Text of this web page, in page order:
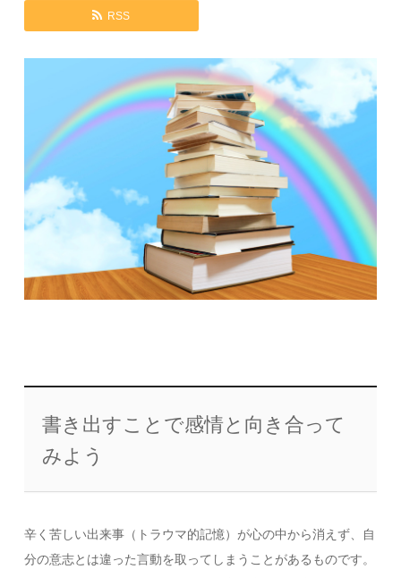
RSS
書き出すことで感情と向き合って
みよう
辛く苦しい出来事（トラウマ的記憶）が心の中から消えず、自
分の意志とは違った言動を取ってしまうことがあるものです。